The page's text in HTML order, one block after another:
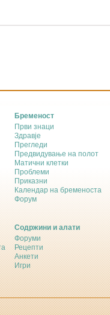
Бременост
Први знаци
Здравје
Прегледи
Предвидување на полот
Матични клетки
Проблеми
Приказни
Календар на бременоста
Форум
Содржини и алати
Форуми
Рецепти
Анкети
Игри